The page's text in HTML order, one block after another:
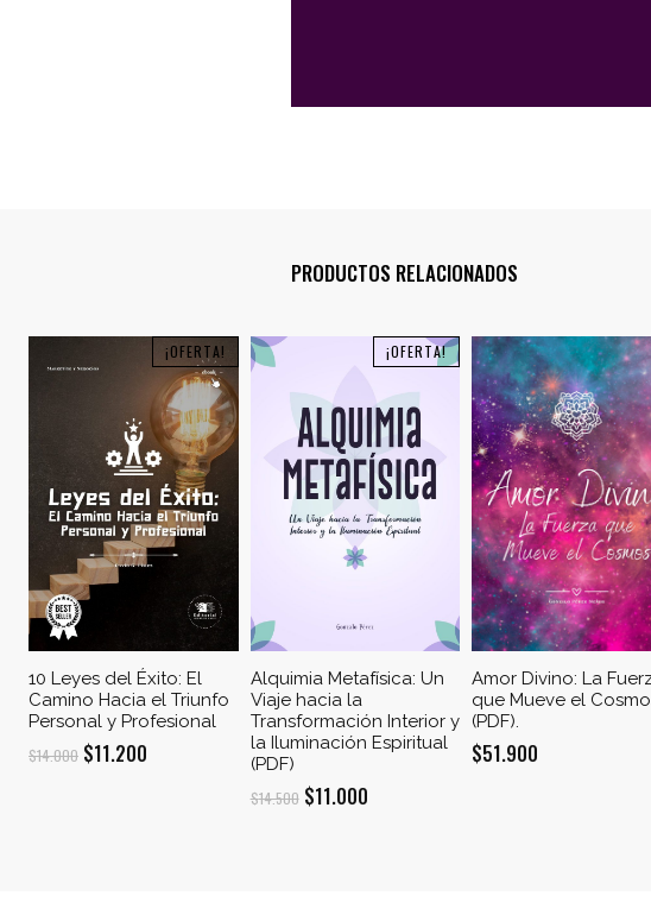
PRODUCTOS RELACIONADOS
¡OFERTA!
10 Leyes del Éxito: El
Camino Hacia el Triunfo
Personal y Profesional
$14.000 El
$11.200
¡OFERTA!
Alquimia Metafísica: Un
Viaje hacia la
Transformación Interior y
la Iluminación Espiritual
(PDF)
$14.500 El
$11.000El
Amor Divino: La
que Mueve el
(PDF).
$51.900